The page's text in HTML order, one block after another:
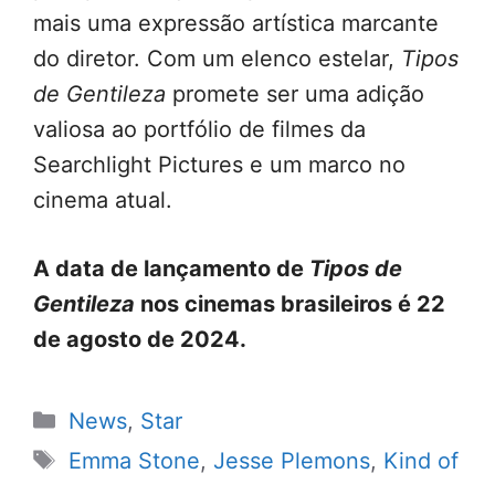
mais uma expressão artística marcante
do diretor. Com um elenco estelar, Tipos
de Gentileza promete ser uma adição
valiosa ao portfólio de filmes da
Searchlight Pictures e um marco no
cinema atual.
A data de lançamento de Tipos de
Gentileza nos cinemas brasileiros é 22
de agosto de 2024.
Categorias
News, Star
Tags
Emma Stone, Jesse Plemons, Kind of